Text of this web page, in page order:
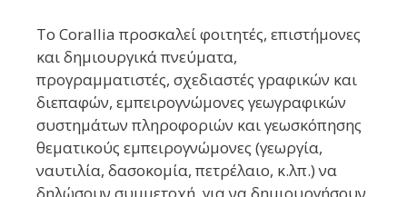
Το Corallia προσκαλεί φοιτητές, επιστήμονες
και δημιουργικά πνεύματα,
προγραμματιστές, σχεδιαστές γραφικών και
διεπαφών, εμπειρογνώμονες γεωγραφικών
συστημάτων πληροφοριών και γεωσκόπησης
θεματικoύς εμπειρογνώμονες (γεωργία,
ναυτιλία, δασοκομία, πετρέλαιο, κ.λπ.) να
δηλώσουν συμμετοχή, για να δημιουργήσουν